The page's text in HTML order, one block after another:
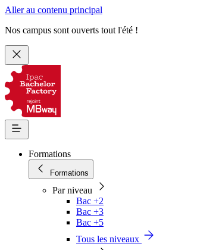
Aller au contenu principal
Nos campus sont ouverts tout l'été !
Formations
Formations
Par niveau
Bac +2
Bac +3
Bac +5
Tous les niveaux